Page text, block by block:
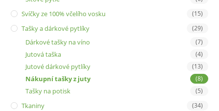
Svíčky ze 100% včelího vosku (15)
Tašky a dárkové pytlíky (29)
Dárkové tašky na víno (7)
Jutová taška (4)
Jutové dárkové pytlíky (13)
Nákupní tašky z juty (8)
Tašky na potisk (5)
Tkaniny (34)